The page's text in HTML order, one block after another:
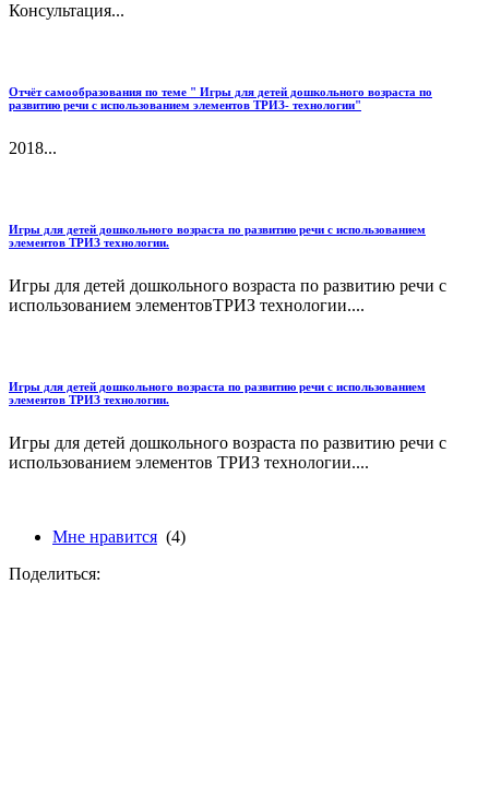
Консультация...
Отчёт самообразования по теме " Игры для детей дошкольного возраста по
развитию речи с использованием элементов ТРИЗ- технологии"
2018...
Игры для детей дошкольного возраста по развитию речи с использованием
элементов ТРИЗ технологии.
Игры для детей дошкольного возраста по развитию речи с
использованием элементовТРИЗ технологии....
Игры для детей дошкольного возраста по развитию речи с использованием
элементов ТРИЗ технологии.
Игры для детей дошкольного возраста по развитию речи с
использованием элементов ТРИЗ технологии....
Мне нравится (4)
Поделиться: